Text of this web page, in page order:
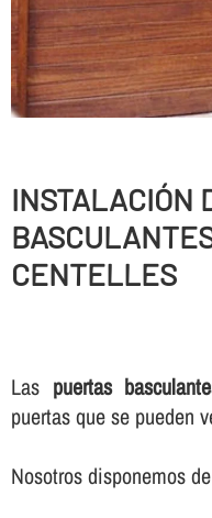
INSTALACIÓN
CENTELLES
Las puertas
puertas que se pueden
Nosotros disponemos